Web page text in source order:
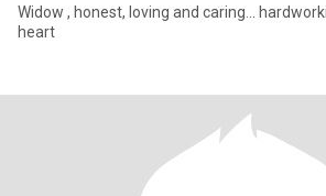
Widow , honest, loving and caring...
heart